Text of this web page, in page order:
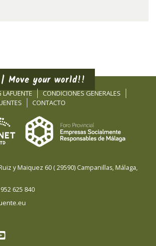
Move your world!!
LAFUENTE
CONDICIONES GENERALES
CONTACTO
y Maiquez 60 (29590) Campanillas, Málaga,
625 840